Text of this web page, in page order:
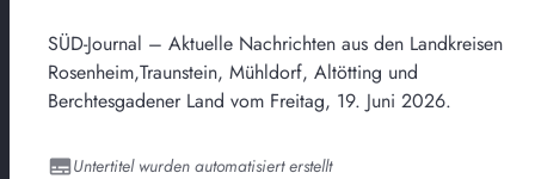
SÜD-Journal – Aktuelle Nachrichten aus den Landkreisen
Rosenheim,Traunstein, Mühldorf, Altötting und
Berchtesgadener Land vom Freitag, 19. Juni 2026.
Untertitel wurden automatisiert erstellt